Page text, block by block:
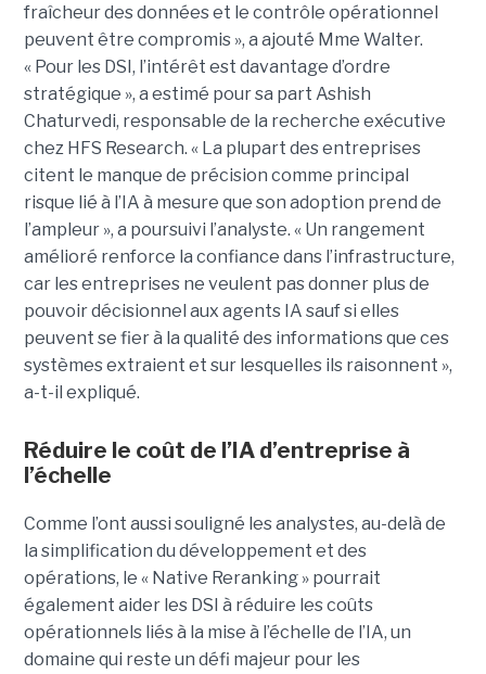
fraîcheur des données et le contrôle opérationnel
peuvent être compromis », a ajouté Mme Walter.
« Pour les DSI, l’intérêt est davantage d’ordre
stratégique », a estimé pour sa part Ashish
Chaturvedi, responsable de la recherche exécutive
chez HFS Research. « La plupart des entreprises
citent le manque de précision comme principal
risque lié à l’IA à mesure que son adoption prend de
l’ampleur », a poursuivi l’analyste. « Un rangement
amélioré renforce la confiance dans l’infrastructure,
car les entreprises ne veulent pas donner plus de
pouvoir décisionnel aux agents IA sauf si elles
peuvent se fier à la qualité des informations que ces
systèmes extraient et sur lesquelles ils raisonnent »,
a-t-il expliqué.
Réduire le coût de l’IA d’entreprise à
l’échelle
Comme l’ont aussi souligné les analystes, au-delà de
la simplification du développement et des
opérations, le « Native Reranking » pourrait
également aider les DSI à réduire les coûts
opérationnels liés à la mise à l’échelle de l’IA, un
domaine qui reste un défi majeur pour les